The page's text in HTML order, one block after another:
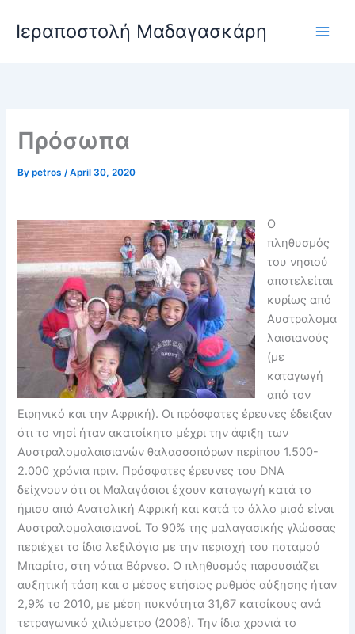
content
Ιεραποστολή Μαδαγασκάρη
Πρόσωπα
Bypetros/April 30, 2020
Ο
πληθυσμός
του νησιού
αποτελείται
κυρίως από
Αυστραλομα
λαισιανούς
(με
καταγωγή
από τον
Ειρηνικό και την Αφρική). Οι πρόσφατες έρευνες έδειξαν
ότι το νησί ήταν ακατοίκητο μέχρι την άφιξη των
Αυστραλομαλαισιανών θαλασσοπόρων περίπου 1.500-
2.000 χρόνια πριν. Πρόσφατες έρευνες του DNA
δείχνουν ότι οι Μαλαγάσιοι έχουν καταγωγή κατά το
ήμισυ από Ανατολική Αφρική και κατά το άλλο μισό είναι
Αυστραλομαλαισιανοί. Το 90% της μαλαγασικής γλώσσας
περιέχει το ίδιο λεξιλόγιο με την περιοχή του ποταμού
Μπαρίτο, στη νότια Βόρνεο. Ο πληθυσμός παρουσιάζει
αυξητική τάση και ο μέσος ετήσιος ρυθμός αύξησης ήταν
2,9% το 2010, με μέση πυκνότητα 31,67 κατοίκους ανά
τετραγωνικό χιλιόμετρο (2006). Την ίδια χρονιά το